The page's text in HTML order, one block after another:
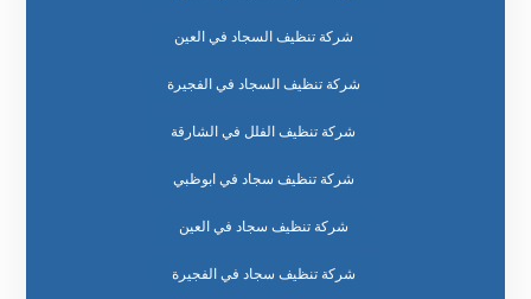
شركة تنظيف السجاد في العين
شركة تنظيف السجاد في الفجيرة
شركة تنظيف الفلل في الشارقة
شركة تنظيف سجاد في ابوظبي
شركة تنظيف سجاد في العين
شركة تنظيف سجاد في الفجيرة